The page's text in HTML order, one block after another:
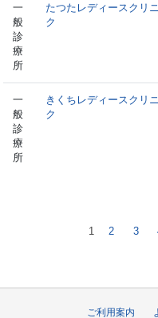
一
般
診
療
所
たつたレディースクリ
ク
一
般
診
療
所
きくちレディースクリ
ク
1 2 3
ご利用案内